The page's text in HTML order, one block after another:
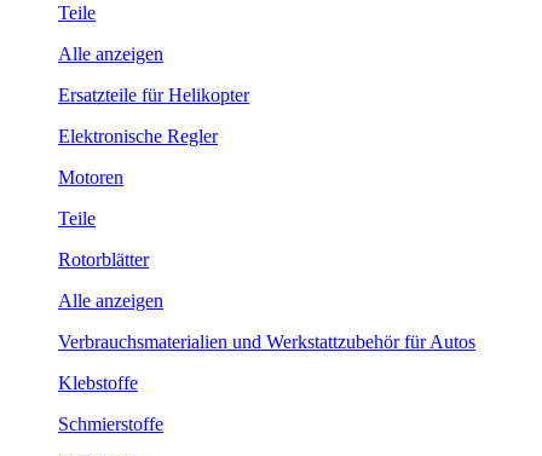
Teile
Alle anzeigen
Ersatzteile für Helikopter
Elektronische Regler
Motoren
Teile
Rotorblätter
Alle anzeigen
Verbrauchsmaterialien und Werkstattzubehör für Autos
Klebstoffe
Schmierstoffe